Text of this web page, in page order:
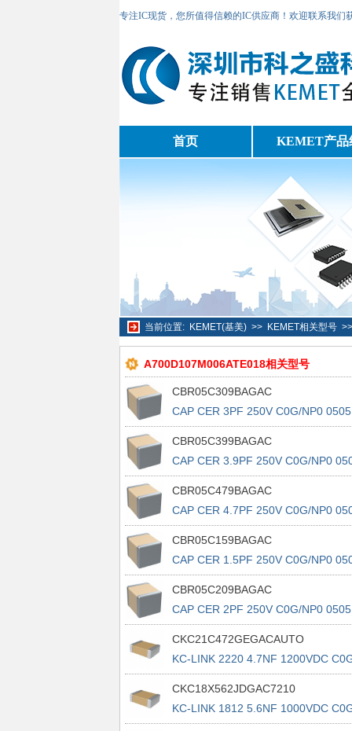
专注IC现货，您所值得信赖的IC供应商！欢迎联系我们
首页 KEMET产品
当前位置: KEMET(基美)>> KEMET相关型号
A700D107M006ATE018相关型号
CBR05C309BAGAC
CAP CER 3PF 250V C0G/NP0 0505
CBR05C399BAGAC
CAP CER 3.9PF 250V C0G/NP0
CBR05C479BAGAC
CAP CER 4.7PF 250V C0G/NP0
CBR05C159BAGAC
CAP CER 1.5PF 250V C0G/NP0
CBR05C209BAGAC
CAP CER 2PF 250V C0G/NP0 0505
CKC21C472GEGACAUTO
KC-LINK 2220 4.7NF 1200VDC
CKC18X562JDGAC7210
KC-LINK 1812 5.6NF 1000VDC